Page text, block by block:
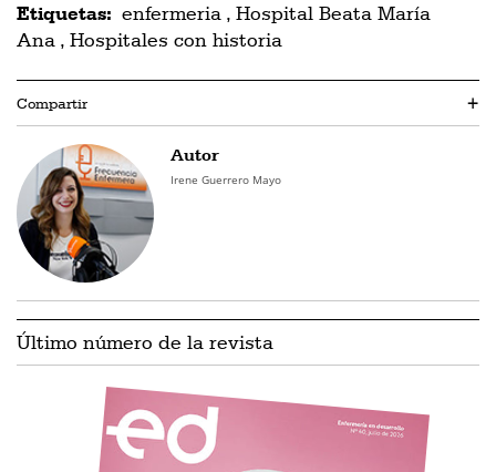
Etiquetas: enfermeria , Hospital Beata María
Ana , Hospitales con historia
Compartir +
Autor
Irene Guerrero Mayo
Último número de la revista